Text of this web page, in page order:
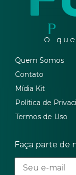
O que
Quem Somos
Contato
Mídia Kit
Política de
Termos de Uso
Faça parte de